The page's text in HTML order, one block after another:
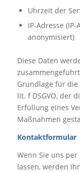
Uhrzeit der
IP-Adresse
anonymisiert)
Diese Daten
Grundlage für
lit. f DSGVO, der
Erfüllung eines
Maßnahmen
Kontaktformular
Wenn Sie uns
lassen, werden